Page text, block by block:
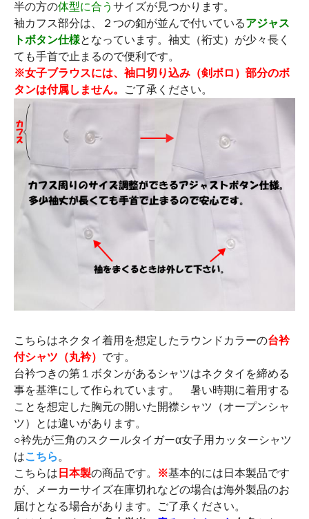
半の方の体型に合う サイズが見つかります。
袖カフス部分は、２つの釦が並んで付いているアジャス
トボタン仕様となっています。袖丈（裄丈）が少々長く
ても手首で止まるので便利です。
※女子ブラウスには、袖口切り込み（剣ボロ）部分のボ
タンは付属しません。
ご了承ください。
こちらはネクタイ着用を想定したラウンドカラーの台衿
付シャツ（丸衿） です。
台衿つきの第１ボタンがあるシャツはネクタイを締める
事を基準にして作られています。 暑い時期に着用する
ことを想定した胸元の開いた開襟シャツ（オープンシャ
ツ）とは違いがあります。
○衿先が三角のスクールタイガーα女子用カッターシャツ
はこちら 。
こちらは 日本製の商品です。 ※基本的には日本製品です
が、メーカーサイズ在庫切れなどの場合は海外製品のお
届けとなる場合があります。ご了承ください。